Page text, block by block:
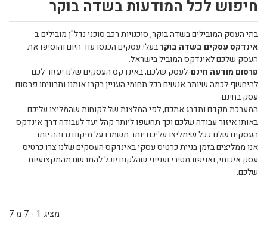
חיפוש לכל המודעות בשדה בוקר
בתי העסק המובילים בשדה בוקר, סוכנויות רכב סוכני נדל"ן מוביליםב
אינדקס עסקים בשדה בוקרבעלי עסקים הכנסו עוד היום והוסיפו את
העסק שלכם לאינדקס המוביל בישראל.
פרסום מודעה חינם-לעסק שלכם, באינדקס העסקים שלנו יעזור לכם
להיחשף לכמה שיותר אנשים בכל תחומי העניין בקרו אותנו ותרוויחו פרסום
עסק בחינם.
המערכת תקדם ותדרג אתכם, לפי המלצות של לקוחות שהמליצו עליכם
באותו איזור עבודה שלכם וכך תחשפו ליותר קהל יעד לעבודה דרך אינדקס
העסקים שלנו ככל שימליצו עליכם יותר תשמרו על מיקום גבוהה יותר.
אנו ממליצים בזמן בניית כרטיס עסקי באינדקס העסקים שלנו צרו כרטיס
עסק איכותי, ואניפורמטיבי וענייני שהלקוח יוכל להתרשם מהמקצועיות
שלכם.
מציג 1 - 7 מ 7